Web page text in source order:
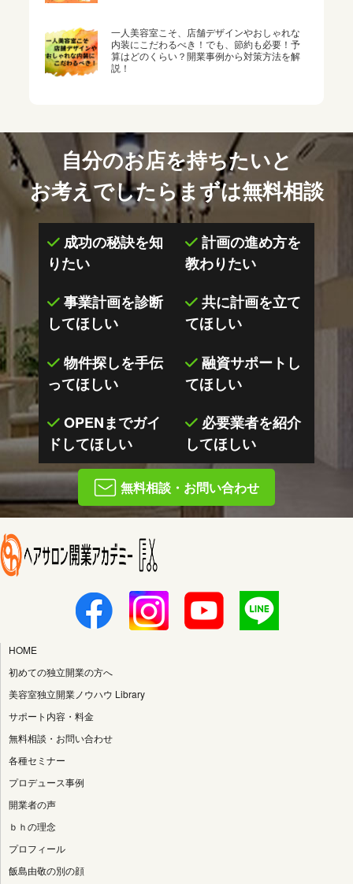
一人美容室こそ、店舗デザインやおしゃれな
内装にこだわるべき！でも、節約も必要！予
算はどのくらい？開業事例から対策方法を解
説！
自分のお店を持ちたいと
お考えでしたらまずは無料相談
成功の秘訣を知
りたい
計画の進め方を
教わりたい
事業計画を診断
してほしい
共に計画を立て
てほしい
物件探しを手伝
ってほしい
融資サポートし
てほしい
OPENまでガイ
ドしてほしい
必要業者を紹介
してほしい
無料相談・お問い合わせ
HOME
初めての独立開業の方へ
美容室独立開業ノウハウ Library
サポート内容・料金
無料相談・お問い合わせ
各種セミナー
プロデュース事例
開業者の声
ｂｈの理念
プロフィール
飯島由敬の別の顔